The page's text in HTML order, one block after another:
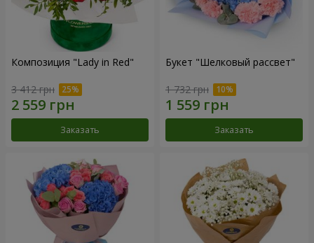
Композиция "Lady in Red"
3 412 грн
Заказать
Букет "Шелковый рассвет"
1 732 грн
Заказать